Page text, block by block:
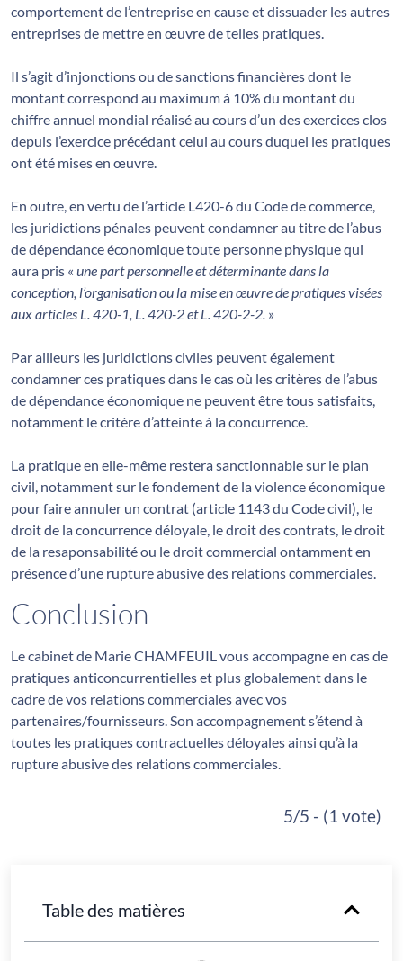
comportement de l’entreprise en cause et dissuader les autres
entreprises de mettre en œuvre de telles pratiques.
Il s’agit d’injonctions ou de sanctions financières dont le
montant correspond au maximum à 10% du montant du
chiffre annuel mondial réalisé au cours d’un des exercices clos
depuis l’exercice précédant celui au cours duquel les pratiques
ont été mises en œuvre.
En outre, en vertu de l’article L420-6 du Code de commerce,
les juridictions pénales peuvent condamner au titre de l’abus
de dépendance économique toute personne physique qui
aura pris « une part personnelle et déterminante dans la
conception, l’organisation ou la mise en œuvre de pratiques visées
aux articles L. 420-1, L. 420-2 et L. 420-2-2. »
Par ailleurs les juridictions civiles peuvent également
condamner ces pratiques dans le cas où les critères de l’abus
de dépendance économique ne peuvent être tous satisfaits,
notamment le critère d’atteinte à la concurrence.
La pratique en elle-même restera sanctionnable sur le plan
civil, notamment sur le fondement de la violence économique
pour faire annuler un contrat (article 1143 du Code civil), le
droit de la concurrence déloyale, le droit des contrats, le droit
de la resaponsabilité ou le droit commercial ontamment en
présence d’une rupture abusive des relations commerciales.
Conclusion
Le cabinet de Marie CHAMFEUIL vous accompagne en cas de
pratiques anticoncurrentielles et plus globalement dans le
cadre de vos relations commerciales avec vos
partenaires/fournisseurs. Son accompagnement s’étend à
toutes les pratiques contractuelles déloyales ainsi qu’à la
rupture abusive des relations commerciales.
5/5 - (1 vote)
Table des matières